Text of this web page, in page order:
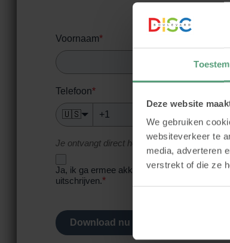
Deze website
We gebruiken
websiteverkeer te
media, adverteren
verstrekt of die ze
Voornaam*
Telefoon*
🇺🇸
Je ontvangt direct het voorbeeldrapport en
Ja, ik ga ermee akkoord het
uitschrijven.*
Download nu